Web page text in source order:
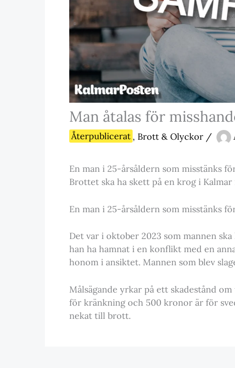
Man åtalas för
Återpublicerat , Brott & Olyckor /
En man i 25-årsåldern som misstänks
Brottet ska ha skett på en krog i
En man i 25-årsåldern som misstänks
Det var i oktober 2023 som mannen
han ha hamnat i en konflikt med en
honom i ansiktet. Mannen som blev
Målsägande yrkar på ett skadestånd
för kränkning och 500 kronor är för
nekat till brott.